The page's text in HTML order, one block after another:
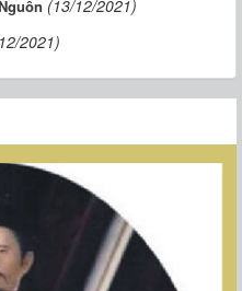
(13/12/2021)
2021)